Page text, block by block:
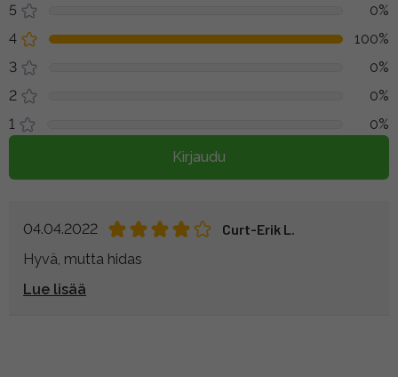
5
0%
4
100%
3
0%
2
0%
1
0%
Kirjaudu
04.04.2022
Curt-Erik L.
Hyvä, mutta hidas
Lue lisää